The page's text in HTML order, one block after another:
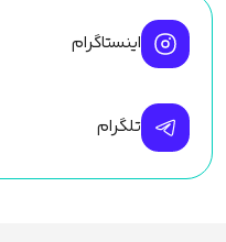
اینستاگرام
تلگرام